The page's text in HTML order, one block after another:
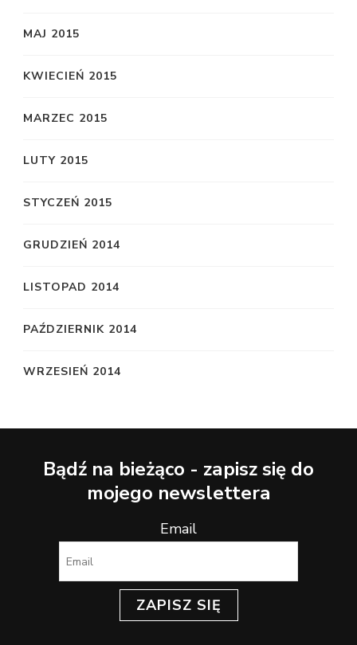
MAJ 2015
KWIECIEŃ 2015
MARZEC 2015
LUTY 2015
STYCZEŃ 2015
GRUDZIEŃ 2014
LISTOPAD 2014
PAŹDZIERNIK 2014
WRZESIEŃ 2014
Bądź na bieżąco - zapisz się do
mojego newslettera
Email
ZAPISZ SIĘ